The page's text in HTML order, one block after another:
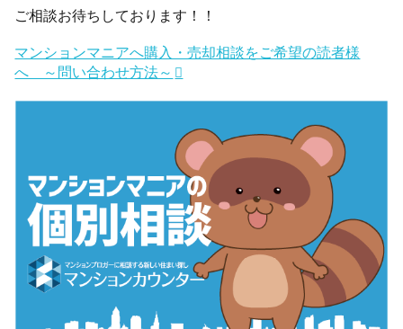
ご相談お待ちしております！！
マンションマニアへ購入・売却相談をご希望の読者様
へ ～問い合わせ方法～